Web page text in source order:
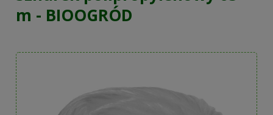
m - BIOOGRÓD